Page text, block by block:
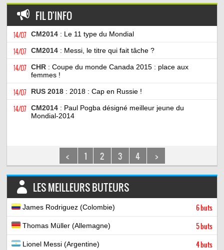
FIL D'INFO
14/07 CM2014 : Le 11 type du Mondial
14/07 CM2014 : Messi, le titre qui fait tâche ?
14/07 CHR : Coupe du monde Canada 2015 : place aux
femmes !
14/07 RUS 2018 : 2018 : Cap en Russie !
14/07 CM2014 : Paul Pogba désigné meilleur jeune du
Mondial-2014
< 1 2 3 4 >
LES MEILLEURS BUTEURS
James Rodriguez (Colombie) 6 buts
Thomas Müller (Allemagne) 5 buts
Lionel Messi (Argentine) 4 buts